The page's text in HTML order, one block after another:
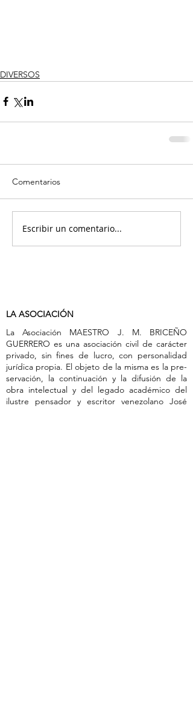
DIVERSOS
Comentarios
Escribir un comentario...
LA ASOCIACIÓN
La Asociación MAESTRO J. M. BRICEÑO
GUERRERO es una asociación civil de carác­ter
privado, sin fines de lucro, con personalidad
jurídica propia. El objeto de la misma es la pre­
servación, la continuación y la difusión de la
obra intelectual y del legado académico del
ilustre pen­sador y escritor venezolano José